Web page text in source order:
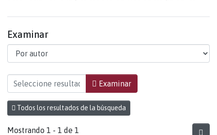
Examinar
Examinando Facultad de Educación y Ciencias
Examinar
Todos los resultados de la búsqueda
Mostrando 1 - 1 de 1